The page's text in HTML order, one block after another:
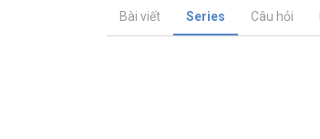
Bài viết Series Câu hỏi